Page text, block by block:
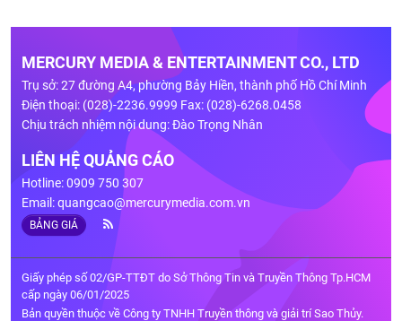
MERCURY MEDIA & ENTERTAINMENT CO., LTD
Trụ sở: 27 đường A4, phường Bảy Hiền, thành phố Hồ Chí Minh
Điện thoại: (028)-2236.9999 Fax: (028)-6268.0458
Chịu trách nhiệm nội dung: Đào Trọng Nhân
LIÊN HỆ QUẢNG CÁO
Hotline: 0909 750 307
Email:quangcao@mercurymedia.com.vn
BẢNG GIÁ
Giấy phép số 02/GP-TTĐT do Sở Thông Tin và Truyền Thông Tp.HCM
cấp ngày 06/01/2025
Bản quyền thuộc về Công ty TNHH Truyền thông và giải trí Sao Thủy.